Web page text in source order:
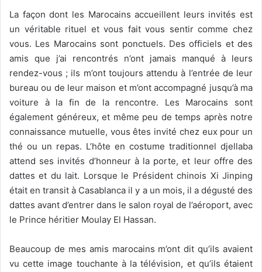
La façon dont les Marocains accueillent leurs invités est
un véritable rituel et vous fait vous sentir comme chez
vous. Les Marocains sont ponctuels. Des officiels et des
amis que j’ai rencontrés n’ont jamais manqué à leurs
rendez-vous ; ils m’ont toujours attendu à l’entrée de leur
bureau ou de leur maison et m’ont accompagné jusqu’à ma
voiture à la fin de la rencontre. Les Marocains sont
également généreux, et même peu de temps après notre
connaissance mutuelle, vous êtes invité chez eux pour un
thé ou un repas. L’hôte en costume traditionnel djellaba
attend ses invités d’honneur à la porte, et leur offre des
dattes et du lait. Lorsque le Président chinois Xi Jinping
était en transit à Casablanca il y a un mois, il a dégusté des
dattes avant d’entrer dans le salon royal de l’aéroport, avec
le Prince héritier Moulay El Hassan.
Beaucoup de mes amis marocains m’ont dit qu’ils avaient
vu cette image touchante à la télévision, et qu’ils étaient